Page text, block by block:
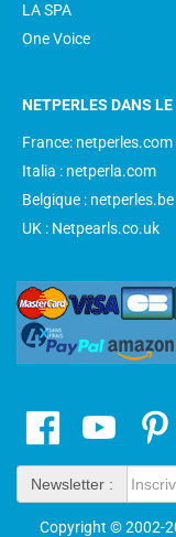
LA SPA
One Voice
NETPERLES DANS
France: netperles.com
Italia : netperla.com
Belgique : netperles.be
UK : Netpearls.co.uk
Newsletter :
Copyright © 2002-